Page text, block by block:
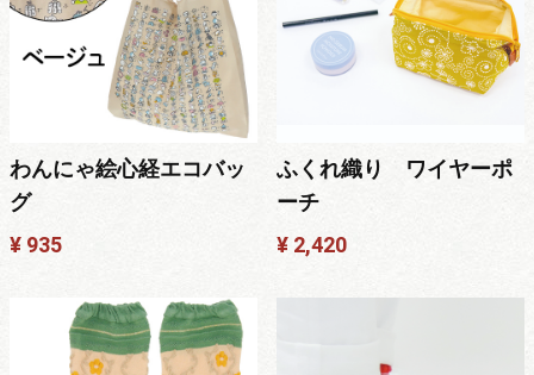
わんにゃ絵心経エコバッ
グ
¥ 935
ふくれ織り ワイヤーポ
ーチ
¥ 2,420